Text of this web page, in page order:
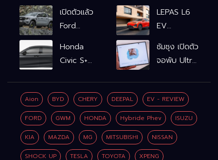
เปิดตัวแล้ว
Ford
WOLFTRAK
LEPAS L6
EV
L6 EV
Comfort
FWD
769,900
บาท L6 EV
Premium
FWD
799,900
Honda
Civic S+
จำลองเกียร์
เพิ่ม 2 หมื่น
บาท
ซัมซุง เปิดตัว
จอพับ Ultra
เชื่อมมือถือ-
นาฬิกา-แว่น
อัจฉริยะ
Aion BYD CHERY DEEPAL EV - REVIEW
FORD GWM HONDA Hybride Phev ISUZU
KIA MAZDA MG MITSUBISHI NISSAN
SHOCK UP TESLA TOYOTA XPENG